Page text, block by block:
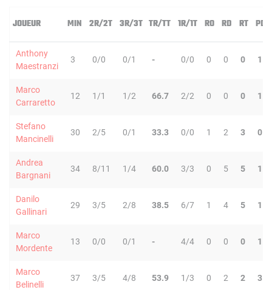
JOUEUR MIN 2R/2T 3R/3T TR/TT 1R/1T RO RD RT PD
Anthony
Maestranzi
3 0/0 0/1 - 0/0 0 0 0 1
Marco
Carraretto
12 1/1 1/2 66.7 2/2 0 0 0 1
Stefano
Mancinelli
30 2/5 0/1 33.3 0/0 1 2 3 0
Andrea
Bargnani
34 8/11 1/4 60.0 3/3 0 5 5 1
Danilo
Gallinari
29 3/5 2/8 38.5 6/7 1 4 5 1
Marco
Mordente
13 0/0 0/1 - 4/4 0 0 0 1
Marco
Belinelli
37 3/5 4/8 53.9 1/3 0 2 2 3